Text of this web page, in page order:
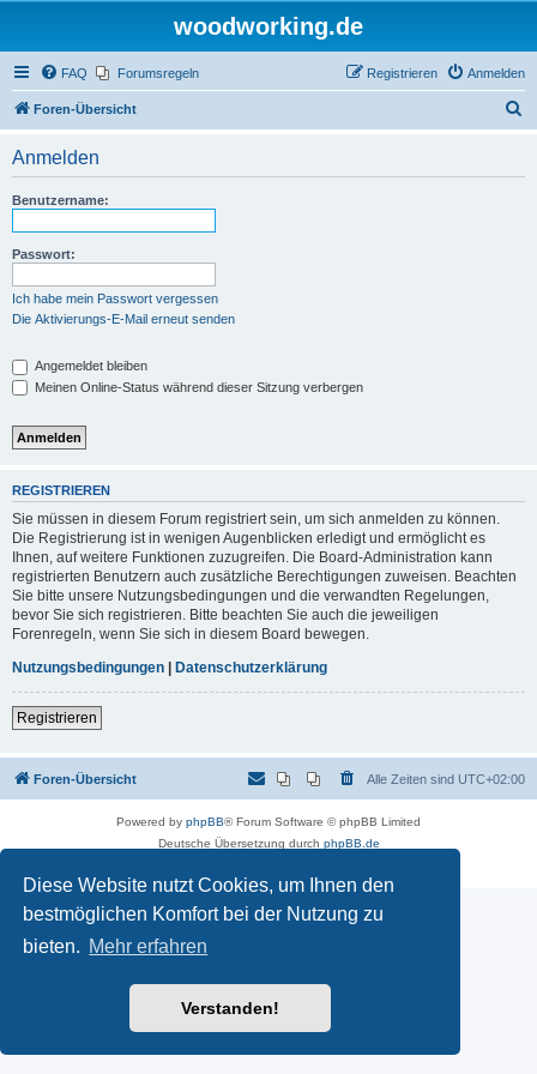
Diese Website nutzt Cookies, um Ihnen den
bestmöglichen Komfort bei der Nutzung zu
bieten. Mehr erfahren
Verstanden!
woodworking.de
FAQ Forumsregeln Anmelden
Registrieren
Foren-Übersicht
Anmelden
Benutzername:
Passwort:
Ich habe mein Passwort vergessen
Die Aktivierungs-E-Mail erneut senden
Angemeldet bleiben
Meinen Online-Status während dieser Sitzung verbergen
REGISTRIEREN
Sie müssen in diesem Forum registriert sein, um sich anmelden zu können.
Die Registrierung ist in wenigen Augenblicken erledigt und ermöglicht es
Ihnen, auf weitere Funktionen zuzugreifen. Die Board-Administration kann
registrierten Benutzern auch zusätzliche Berechtigungen zuweisen. Beachten
Sie bitte unsere Nutzungsbedingungen und die verwandten Regelungen,
bevor Sie sich registrieren. Bitte beachten Sie auch die jeweiligen
Forenregeln, wenn Sie sich in diesem Board bewegen.
Nutzungsbedingungen | Datenschutzerklärung
Registrieren
Foren-Übersicht Alle Zeiten sind UTC+02:00
Powered by phpBB® Forum Software © phpBB Limited
Deutsche Übersetzung durch phpBB.de